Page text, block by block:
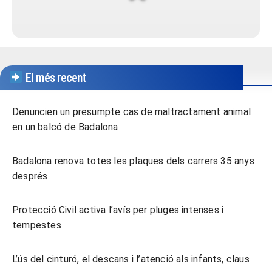
El més recent
Denuncien un presumpte cas de maltractament animal
en un balcó de Badalona
Badalona renova totes les plaques dels carrers 35 anys
després
Protecció Civil activa l’avís per pluges intenses i
tempestes
L’ús del cinturó, el descans i l’atenció als infants, claus